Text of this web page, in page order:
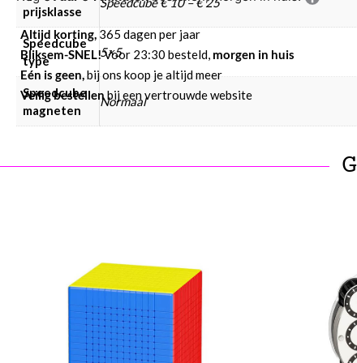
prijsklasse
Speedcube
type
5×5
Speedcube
magneten
Normaal
Altijd korting, 365 dagen per jaar
Bliksem-SNEL!Voor 23:30 besteld, morgen in huis
Eén is geen,bij ons koop je altijd meer
Veilig bestellenbij een vertrouwde website